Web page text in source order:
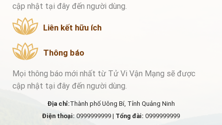
cập nhật tại đây đến người dùng.
Liên kết hữu ích
Thông báo
Mọi thông báo mới nhất từ Tử Vi Vận Mạng sẽ được
cập nhật tại đây đến người dùng.
Địa chỉ:Thành phố Uông Bí, Tỉnh Quảng Ninh
Điện thoại: 0999999999 | Tổng đài: 0999999999